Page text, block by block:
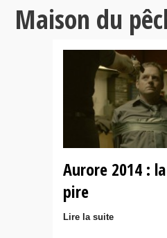
Maison du
Aurore 2014 :
pire
Lire la suite